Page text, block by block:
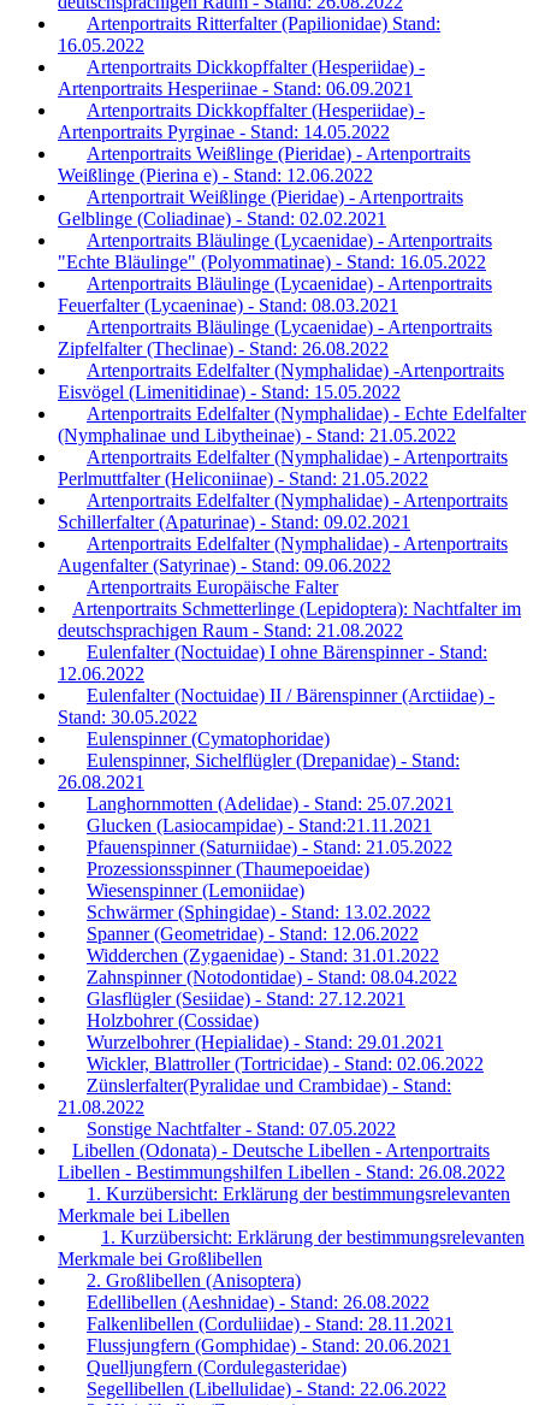
Artenportraits Ritterfalter (Papilionidae) Stand:
16.05.2022
Artenportraits Dickkopffalter (Hesperiidae) -
Artenportraits Hesperiinae - Stand: 06.09.2021
Artenportraits Dickkopffalter (Hesperiidae) -
Artenportraits Pyrginae - Stand: 14.05.2022
Artenportraits Weißlinge (Pieridae) - Artenportraits
Weißlinge (Pierina e) - Stand: 12.06.2022
Artenportrait Weißlinge (Pieridae) - Artenportraits
Gelblinge (Coliadinae) - Stand: 02.02.2021
Artenportraits Bläulinge (Lycaenidae) - Artenportraits
"Echte Bläulinge" (Polyommatinae) - Stand: 16.05.2022
Artenportraits Bläulinge (Lycaenidae) - Artenportraits
Feuerfalter (Lycaeninae) - Stand: 08.03.2021
Artenportraits Bläulinge (Lycaenidae) - Artenportraits
Zipfelfalter (Theclinae) - Stand: 26.08.2022
Artenportraits Edelfalter (Nymphalidae) -Artenportraits
Eisvögel (Limenitidinae) - Stand: 15.05.2022
Artenportraits Edelfalter (Nymphalidae) - Echte Edelfalter
(Nymphalinae und Libytheinae) - Stand: 21.05.2022
Artenportraits Edelfalter (Nymphalidae) - Artenportraits
Perlmuttfalter (Heliconiinae) - Stand: 21.05.2022
Artenportraits Edelfalter (Nymphalidae) - Artenportraits
Schillerfalter (Apaturinae) - Stand: 09.02.2021
Artenportraits Edelfalter (Nymphalidae) - Artenportraits
Augenfalter (Satyrinae) - Stand: 09.06.2022
Artenportraits Europäische Falter
Artenportraits Schmetterlinge (Lepidoptera): Nachtfalter im
deutschsprachigen Raum - Stand: 21.08.2022
Eulenfalter (Noctuidae) I ohne Bärenspinner - Stand:
12.06.2022
Eulenfalter (Noctuidae) II / Bärenspinner (Arctiidae) -
Stand: 30.05.2022
Eulenspinner (Cymatophoridae)
Eulenspinner, Sichelflügler (Drepanidae) - Stand:
26.08.2021
Langhornmotten (Adelidae) - Stand: 25.07.2021
Glucken (Lasiocampidae) - Stand:21.11.2021
Pfauenspinner (Saturniidae) - Stand: 21.05.2022
Prozessionsspinner (Thaumepoeidae)
Wiesenspinner (Lemoniidae)
Schwärmer (Sphingidae) - Stand: 13.02.2022
Spanner (Geometridae) - Stand: 12.06.2022
Widderchen (Zygaenidae) - Stand: 31.01.2022
Zahnspinner (Notodontidae) - Stand: 08.04.2022
Glasflügler (Sesiidae) - Stand: 27.12.2021
Holzbohrer (Cossidae)
Wurzelbohrer (Hepialidae) - Stand: 29.01.2021
Wickler, Blattroller (Tortricidae) - Stand: 02.06.2022
Zünslerfalter(Pyralidae und Crambidae) - Stand:
21.08.2022
Sonstige Nachtfalter - Stand: 07.05.2022
Libellen (Odonata) - Deutsche Libellen - Artenportraits
Libellen - Bestimmungshilfen Libellen - Stand: 26.08.2022
1. Kurzübersicht: Erklärung der bestimmungsrelevanten
Merkmale bei Libellen
1. Kurzübersicht: Erklärung der bestimmungsrelevanten
Merkmale bei Großlibellen
2. Großlibellen (Anisoptera)
Edellibellen (Aeshnidae) - Stand: 26.08.2022
Falkenlibellen (Corduliidae) - Stand: 28.11.2021
Flussjungfern (Gomphidae) - Stand: 20.06.2021
Quelljungfern (Cordulegasteridae)
Segellibellen (Libellulidae) - Stand: 22.06.2022